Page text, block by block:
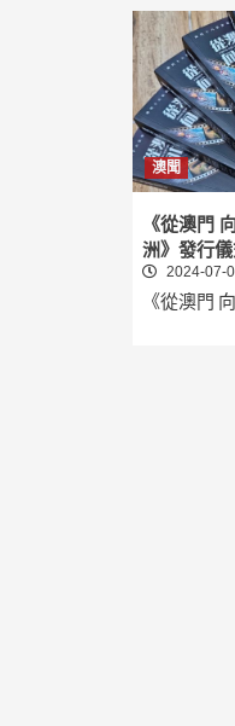
澳聞
《從澳門
洲》發行
2024-07-
《從澳門